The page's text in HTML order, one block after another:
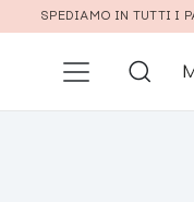
Vai al contenuto
SPEDIAMO IN TUTTI I